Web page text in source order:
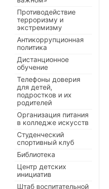
Противодействие
терроризму и
экстремизму
Антикоррупционная
политика
Дистанционное
обучение
Телефоны доверия
для детей,
подростков и их
родителей
Организация питания
в колледже искусств
Студенческий
спортивный клуб
Библиотека
Центр детских
инициатив
Штаб воспитательной